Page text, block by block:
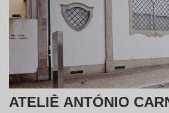
ATELIÊ ANTÓNIO